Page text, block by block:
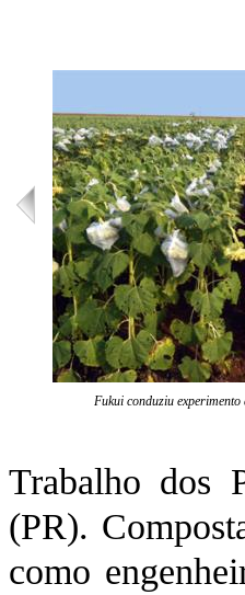
Fukui conduziu
Trabalho dos
(PR).
como